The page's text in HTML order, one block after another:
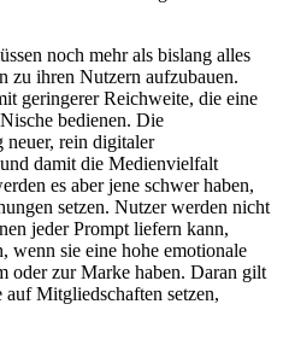
noch mehr als bislang alles
zu ihren Nutzern aufzubauen.
geringerer Reichweite, die eine
bedienen. Die
rein digitaler
damit die Medienvielfalt
es aber jene schwer haben,
setzen. Nutzer werden nicht
jeder Prompt liefern kann,
wenn sie eine hohe emotionale
oder zur Marke haben. Daran gilt
Mitgliedschaften setzen,